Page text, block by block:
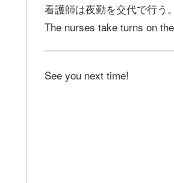
看護師は夜勤を交代で行う。
The nurses take turns on
See you next time!